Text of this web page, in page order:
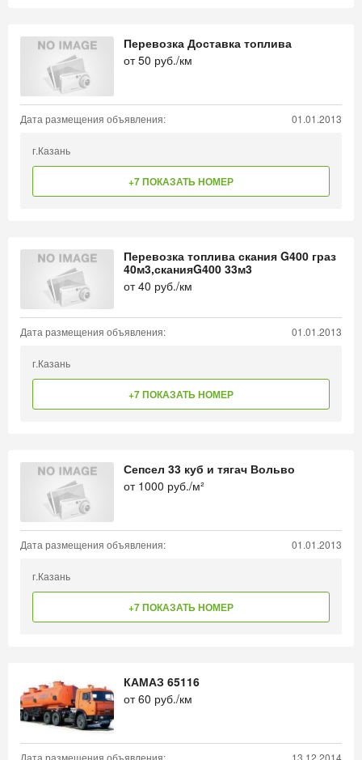
Перевозка Доставка топлива
от50 руб./км
Дата размещения объявления: 01.01.2013
г.Казань
+7 ПОКАЗАТЬ НОМЕР
Перевозка топлива скания G400 граз
40м3,сканияG400 33м3
от40 руб./км
Дата размещения объявления: 01.01.2013
г.Казань
+7 ПОКАЗАТЬ НОМЕР
Сепсел 33 куб и тягач Вольво
от 1000 руб./м²
Дата размещения объявления: 01.01.2013
г.Казань
+7 ПОКАЗАТЬ НОМЕР
КАМАЗ 65116
от60 руб./км
Дата размещения объявления: 13.12.2014